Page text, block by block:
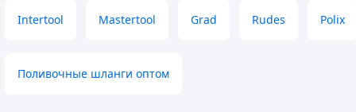
Intertool Mastertool Grad Rudes Polix
Поливочные шланги оптом